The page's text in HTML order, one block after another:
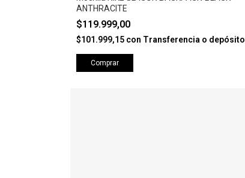
ANTHRACITE
$119.999,00
$101.999,15 con Transferencia o depósito
Comprar